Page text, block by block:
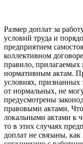
Размер доплат за
условий труда и
предприятием
коллективном
правило, прилагаемых
нормативным актам.
условиях, признанных
от нормальных, не
предусмотрены
правовыми актами.
локальными актами к
то в этих случаях
доплат не связаны,